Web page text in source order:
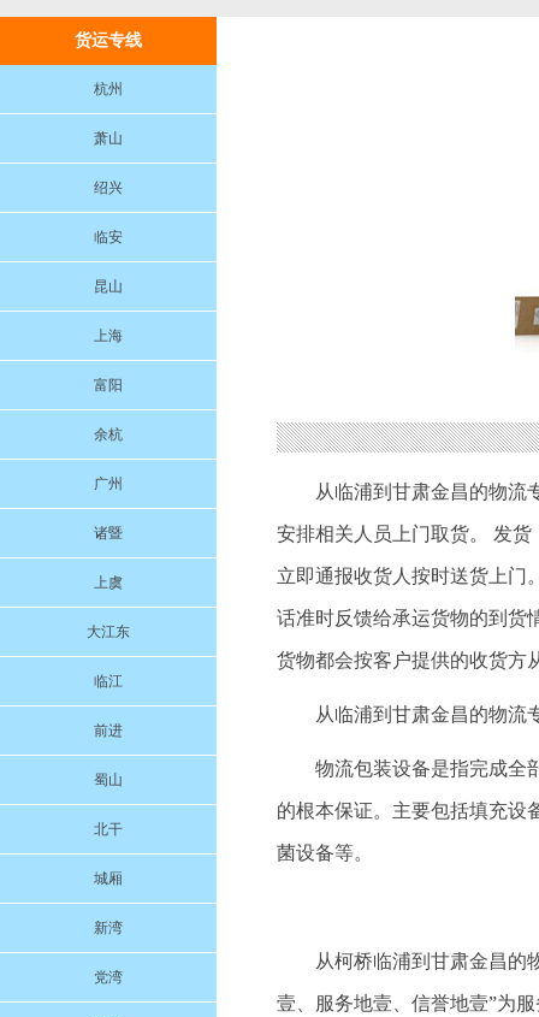
货运专线
杭州
萧山
绍兴
临安
昆山
上海
富阳
余杭
广州
诸暨
上虞
大江东
临江
前进
蜀山
北干
城厢
新湾
党湾
从临浦到甘肃金昌的物流
安排相关人员上门取货。 发
立即通报收货人按时送货上门
话准时反馈给承运货物的到货
货物都会按客户提供的收货方
从临浦到甘肃金昌的物流
物流包装设备是指完成全
的根本保证。主要包括填充设
菌设备等。
从柯桥临浦到甘肃金昌的
壹、服务地壹、信誉地壹”为